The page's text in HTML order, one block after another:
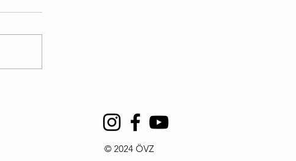
noch immer keine Lösung
© 2024 ÖVZ